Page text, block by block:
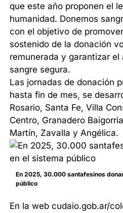
que este año proponen el
humanidad. Donemos
con el objetivo de
sostenido de la donación
remunerada y garantizar
sangre segura.
Las jornadas de donación
hasta fin de mes, se
Rosario, Santa Fe, Villa
Centro, Granadero
Martín, Zavalla y Angélica.
En 2025, 30.000 santafesinos
público
En la web cudaio.gob.ar/